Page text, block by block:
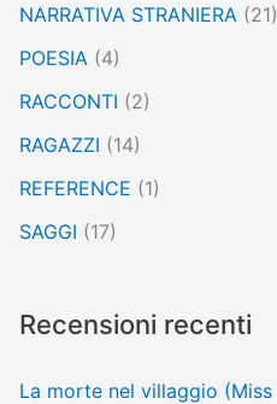
NARRATIVA STRANIERA (21)
POESIA (4)
RACCONTI (2)
RAGAZZI (14)
REFERENCE (1)
SAGGI (17)
Recensioni recenti
La morte nel villaggio (Miss